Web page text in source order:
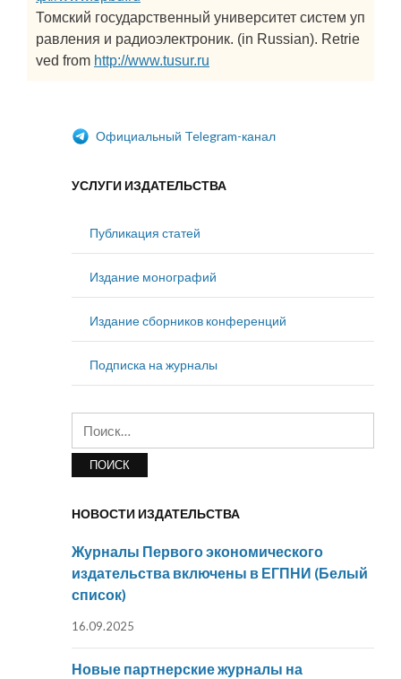
Томский государственный университет систем уп
равления и радиоэлектроник. (in Russian). Retrie
ved from http://www.tusur.ru
Официальный Telegram-канал
УСЛУГИ ИЗДАТЕЛЬСТВА
Публикация статей
Издание монографий
Издание сборников конференций
Подписка на журналы
НОВОСТИ ИЗДАТЕЛЬСТВА
Журналы Первого экономического
издательства включены в ЕГПНИ (Белый
список)
16.09.2025
Новые партнерские журналы на